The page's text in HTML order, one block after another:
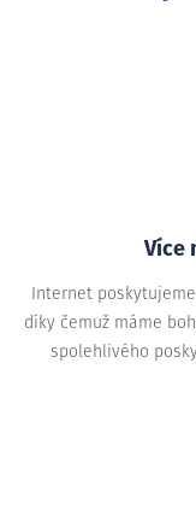
Více
Internet
díky čemuž máme
spolehlivého